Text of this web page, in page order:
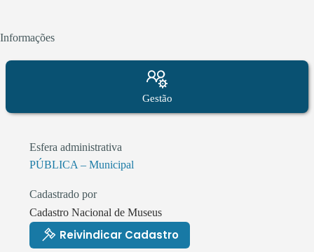
Informações
Gestão
Esfera administrativa
PÚBLICA – Municipal
Cadastrado por
Cadastro Nacional de Museus
Reivindicar Cadastro